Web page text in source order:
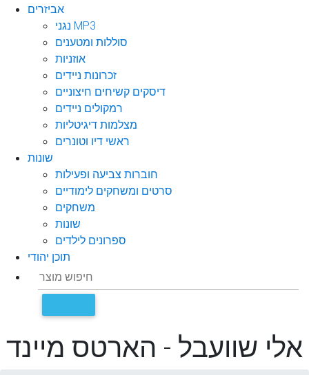
אביזרים
נגני MP3
סוללות ומטענים
אוזניות
זכרונות ניידים
דיסקים קשיחים חיצוניים
רמקולים ניידים
מצלמות דיגיטליות
ראשי דיו וטונרים
שונות
חוברות צביעה ופעילות
סרטים ומשחקים לימודיים
משחקים
שונות
ספרונים לילדים
תוכן יהודי
אלי שוועבל - הארטס מיינד